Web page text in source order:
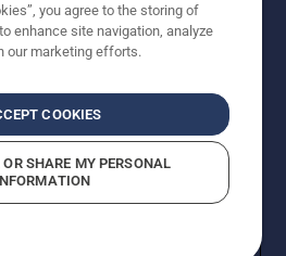
Toate drepturile rezervate.
includ TVA și sunt prețuri
comercializarea cu amănuntul.
dreptul de a face modificări în
you agree to the storing of
enhance site navigation, analyze
our marketing efforts.
COOKIES
SHARE MY PERSONAL